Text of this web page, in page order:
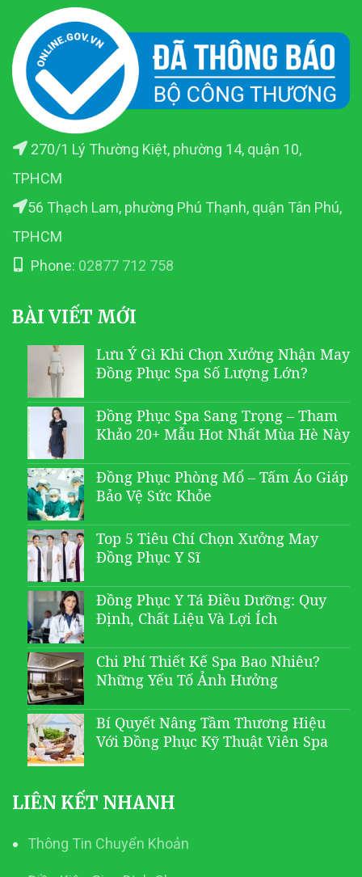
270/1 Lý Thường Kiệt, phường 14, quận 10,
TPHCM
56 Thạch Lam, phường Phú Thạnh, quận Tân Phú,
TPHCM
Phone: 02877 712 758
BÀI VIẾT MỚI
Lưu Ý Gì Khi Chọn Xưởng Nhận May
Đồng Phục Spa Số Lượng Lớn?
Đồng Phục Spa Sang Trọng – Tham
Khảo 20+ Mẫu Hot Nhất Mùa Hè Này
Đồng Phục Phòng Mổ – Tấm Áo Giáp
Bảo Vệ Sức Khỏe
Top 5 Tiêu Chí Chọn Xưởng May
Đồng Phục Y Sĩ
Đồng Phục Y Tá Điều Dưỡng: Quy
Định, Chất Liệu Và Lợi Ích
Chi Phí Thiết Kế Spa Bao Nhiêu?
Những Yếu Tố Ảnh Hưởng
Bí Quyết Nâng Tầm Thương Hiệu
Với Đồng Phục Kỹ Thuật Viên Spa
LIÊN KẾT NHANH
Thông Tin Chuyển Khoản